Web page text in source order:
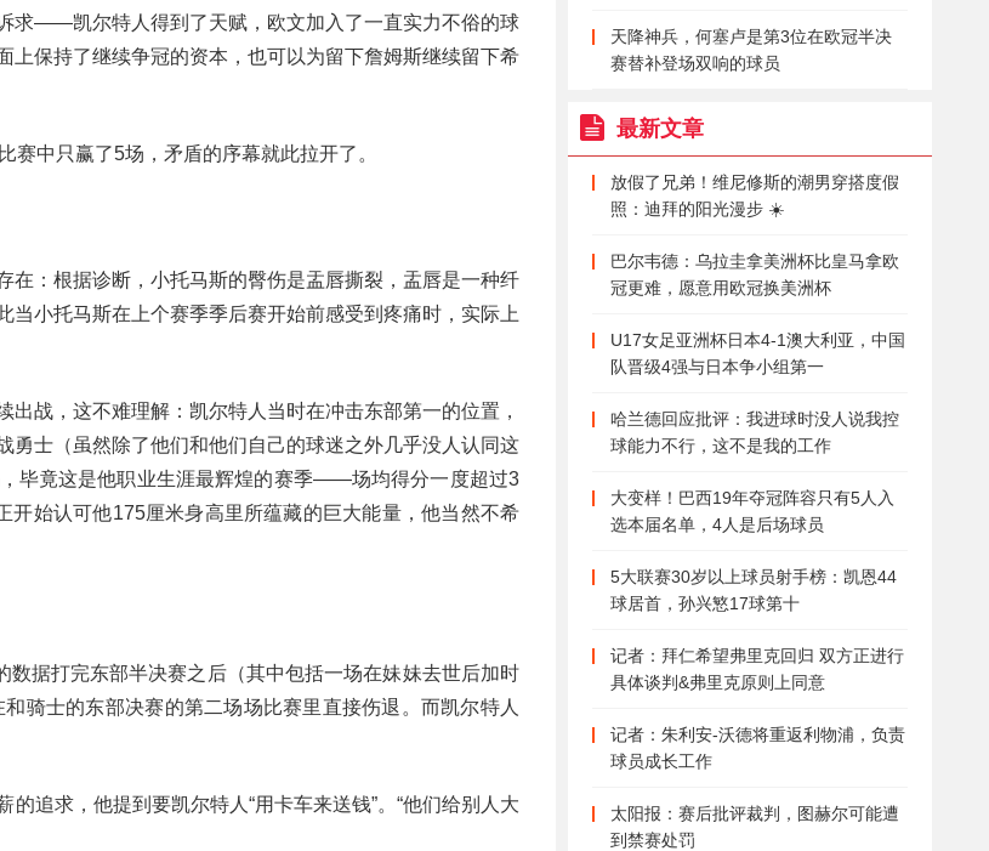
求——凯尔特人得到了天赋，欧文加入了一直实力不俗的球
上保持了继续争冠的资本，也可以为留下詹姆斯继续留下希
中只赢了5场，矛盾的序幕就此拉开了。
：根据诊断，小托马斯的臀伤是盂唇撕裂，盂唇是一种纤
小托马斯在上个赛季季后赛开始前感受到疼痛时，实际上
战，这不难理解：凯尔特人当时在冲击东部第一的位置，
士（虽然除了他们和他们自己的球迷之外几乎没人认同这
毕竟这是他职业生涯最辉煌的赛季——场均得分一度超过3
始认可他175厘米身高里所蕴藏的巨大能量，他当然不希
据打完东部半决赛之后（其中包括一场在妹妹去世后加时
骑士的东部决赛的第二场场比赛里直接伤退。而凯尔特人
追求，他提到要凯尔特人“用卡车来送钱”。“他们给别人大
天降神兵，何塞卢是第3位在欧冠半决
赛替补登场双响的球员
最新文章
放假了兄弟！维尼修斯的潮男穿搭度假
照：迪拜的阳光漫步 ☀️
巴尔韦德：乌拉圭拿美洲杯比皇马拿欧
冠更难，愿意用欧冠换美洲杯
U17女足亚洲杯日本4-1澳大利亚，中国
队晋级4强与日本争小组第一
哈兰德回应批评：我进球时没人说我控
球能力不行，这不是我的工作
大变样！巴西19年夺冠阵容只有5人入
选本届名单，4人是后场球员
5大联赛30岁以上球员射手榜：凯恩44
球居首，孙兴慜17球第十
记者：拜仁希望弗里克回归 双方正进行
具体谈判&弗里克原则上同意
记者：朱利安-沃德将重返利物浦，负责
球员成长工作
太阳报：赛后批评裁判，图赫尔可能遭
到禁赛处罚